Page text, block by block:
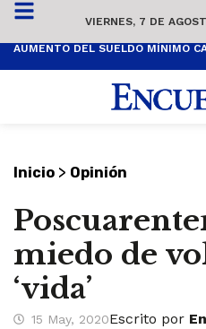
VIERNES, 7 DE
Inicio > Opinión
miedo de
‘vida’
15 May, 2020Escrito por